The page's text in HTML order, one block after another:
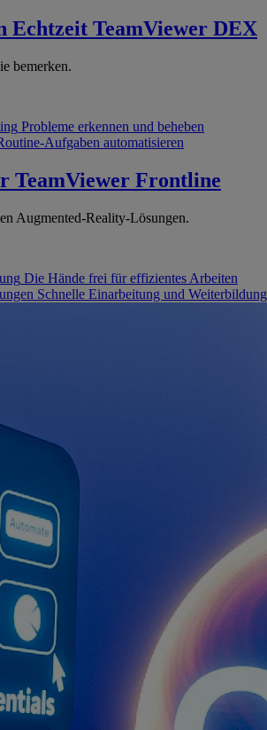
Echtzeit TeamViewer DEX
bemerken.
Probleme erkennen und beheben
Aufgaben automatisieren
TeamViewer Frontline
Augmented-Reality-Lösungen.
Die Hände frei für effizientes Arbeiten
Schnelle Einarbeitung und Weiterbildung